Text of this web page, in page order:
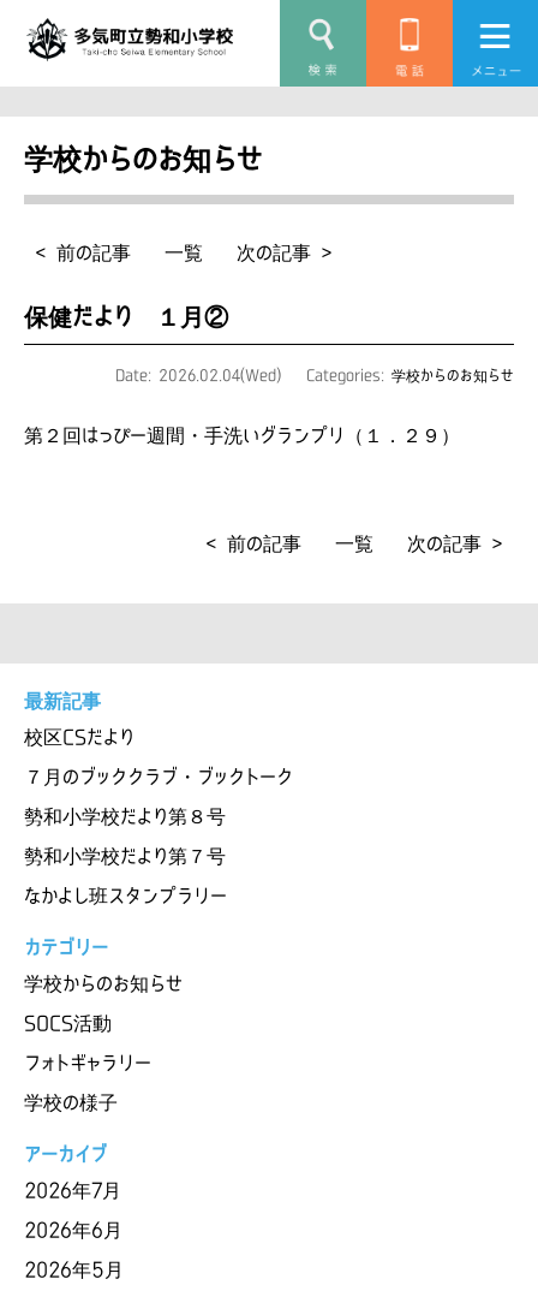
学校からのお知らせ
< 前の記事 一覧 次の記事 >
保健だより １月②
Date: 2026.02.04(Wed) Categories: 学校からのお知らせ
第２回はっぴー週間・手洗いグランプリ（１．２９）
< 前の記事 一覧 次の記事 >
最新記事
校区CSだより
７月のブッククラブ・ブックトーク
勢和小学校だより第８号
勢和小学校だより第７号
なかよし班スタンプラリー
カテゴリー
学校からのお知らせ
SOCS活動
フォトギャラリー
学校の様子
アーカイブ
2026年7月
2026年6月
2026年5月